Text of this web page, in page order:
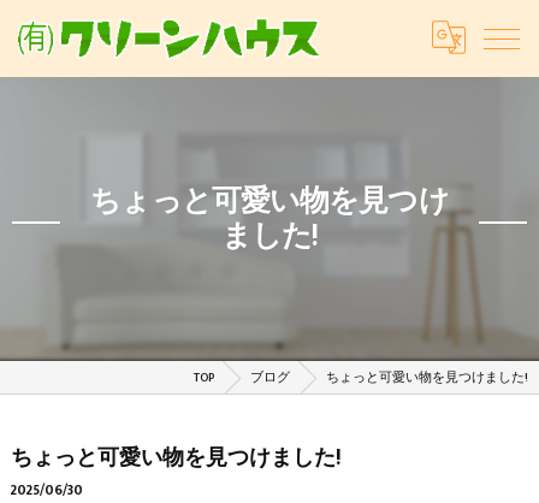
ちょっと可愛い物を見つけ
ました!
TOP ブログ ちょっと可愛い物を見つけました!
ちょっと可愛い物を見つけました!
2025/06/30